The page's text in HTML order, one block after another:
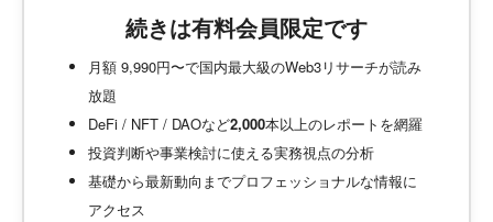
続きは有料会員限定です
月額 9,990円〜で国内最大級のWeb3リサーチが読み
放題
DeFi / NFT / DAOなど2,000本以上のレポートを網羅
投資判断や事業検討に使える実務視点の分析
基礎から最新動向までプロフェッショナルな情報に
アクセス